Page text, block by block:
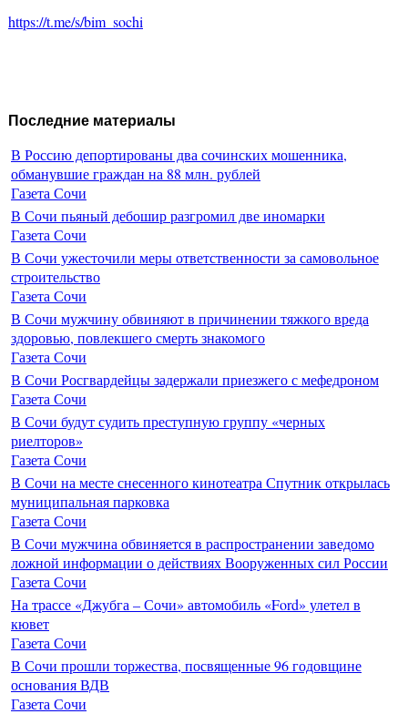
https://t.me/s/bim_sochi
Последние материалы
В Россию депортированы два сочинских мошенника,
обманувшие граждан на 88 млн. рублей
Газета Сочи
В Сочи пьяный дебошир разгромил две иномарки
Газета Сочи
В Сочи ужесточили меры ответственности за самовольное
строительство
Газета Сочи
В Сочи мужчину обвиняют в причинении тяжкого вреда
здоровью, повлекшего смерть знакомого
Газета Сочи
В Сочи Росгвардейцы задержали приезжего с мефедроном
Газета Сочи
В Сочи будут судить преступную группу «черных
риелторов»
Газета Сочи
В Сочи на месте снесенного кинотеатра Спутник открылась
муниципальная парковка
Газета Сочи
В Сочи мужчина обвиняется в распространении заведомо
ложной информации о действиях Вооруженных сил России
Газета Сочи
На трассе «Джубга – Сочи» автомобиль «Ford» улетел в
кювет
Газета Сочи
В Сочи прошли торжества, посвященные 96 годовщине
основания ВДВ
Газета Сочи